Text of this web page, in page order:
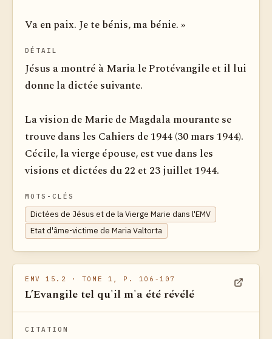
Va en paix. Je te bénis, ma bénie. »
DÉTAIL
Jésus a montré à Maria le Protévangile et il lui
donne la dictée suivante.
La vision de Marie de Magdala mourante se
trouve dans les Cahiers de 1944 (30 mars 1944).
Cécile, la vierge épouse, est vue dans les
visions et dictées du 22 et 23 juillet 1944.
MOTS-CLÉS
Dictées de Jésus et de la Vierge Marie dans l'EMV
Etat d'âme-victime de Maria Valtorta
EMV 15.2 · TOME 1, P. 106-107
L’Evangile tel qu'il m'a été révélé
CITATION